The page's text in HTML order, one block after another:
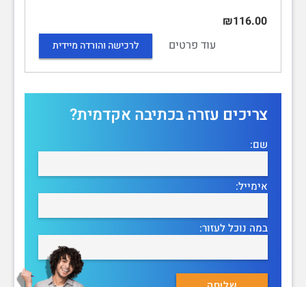
₪116.00
עוד פרטים
לרכישה והורדה מיידית
צריכים עזרה בכתיבה אקדמית?
שם:
אימייל:
במה נוכל לעזור: